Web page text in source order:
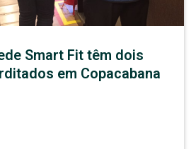
Smart Fit têm dois
em Copacabana